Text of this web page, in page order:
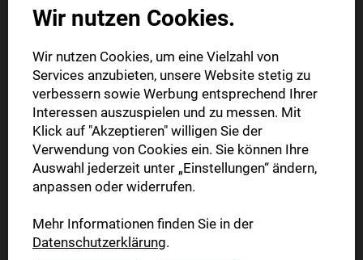
Alle Artikel im Web und in der StN-App
Die digitale Ausgabe als E-Paper (Mo.-So.)
Die gedruckte Ausgabe im Briefkasten (Mo.-Sa.)
6 Wochen nur
30,00 €
Jetzt bestellen
Wir nutzen Cookies.
Wir nutzen Cookies, um eine Vielzahl von
Services anzubieten, unsere Website stetig zu
verbessern sowie Werbung entsprechend Ihrer
Interessen auszuspielen und zu messen. Mit
Klick auf "Akzeptieren" willigen Sie der
Verwendung von Cookies ein. Sie können Ihre
Auswahl jederzeit unter „Einstellungen“ ändern,
anpassen oder widerrufen.
Mehr Informationen finden Sie in der
Datenschutzerklärung.